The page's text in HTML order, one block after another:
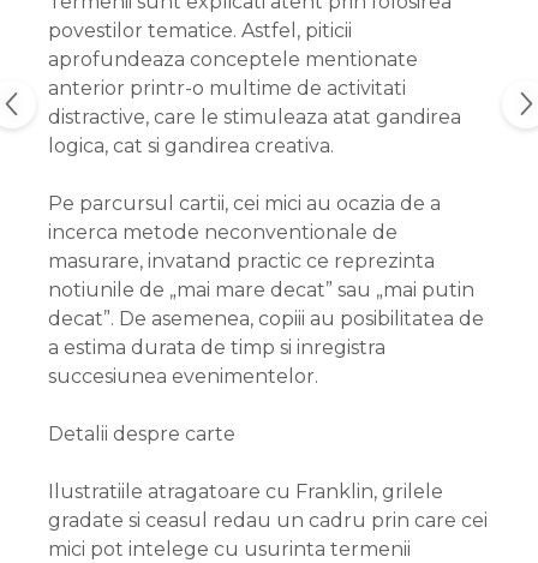
povestilor tematice. Astfel, piticii
aprofundeaza conceptele mentionate
anterior printr-o multime de activitati
distractive, care le stimuleaza atat gandirea
logica, cat si gandirea creativa.
Pe parcursul cartii, cei mici au ocazia de a
incerca metode neconventionale de
masurare, invatand practic ce reprezinta
notiunile de „mai mare decat” sau „mai putin
decat”. De asemenea, copiii au posibilitatea de
a estima durata de timp si inregistra
succesiunea evenimentelor.
Detalii despre carte
Ilustratiile atragatoare cu Franklin, grilele
gradate si ceasul redau un cadru prin care cei
mici pot intelege cu usurinta termenii